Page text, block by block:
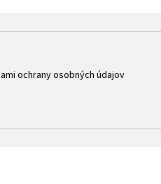
ochrany osobných údajov